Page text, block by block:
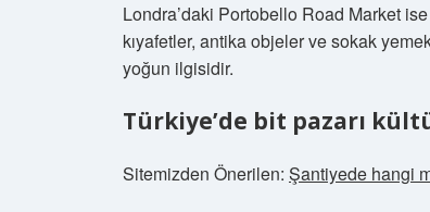
Londra’daki Portobello Road Market
kıyafetler, antika objeler ve sokak
yoğun ilgisidir.
Türkiye’de bit pazarı
Sitemizden Önerilen: Şantiyede hangi